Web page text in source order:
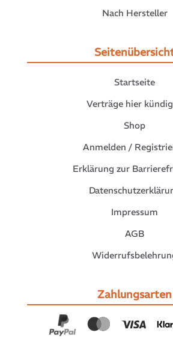
Nach Hersteller
Startseite
Verträge hier
Shop
Anmelden /
Erklärung zur
Impressum
AGB
Zahlungsarten